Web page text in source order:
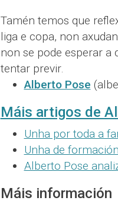
Tamén temos que
liga e copa, non
non se pode esperar a
tentar previr.
Alberto Pose
Máis artigos de
Unha por toda a
Unha de
Alberto Pose
Máis información